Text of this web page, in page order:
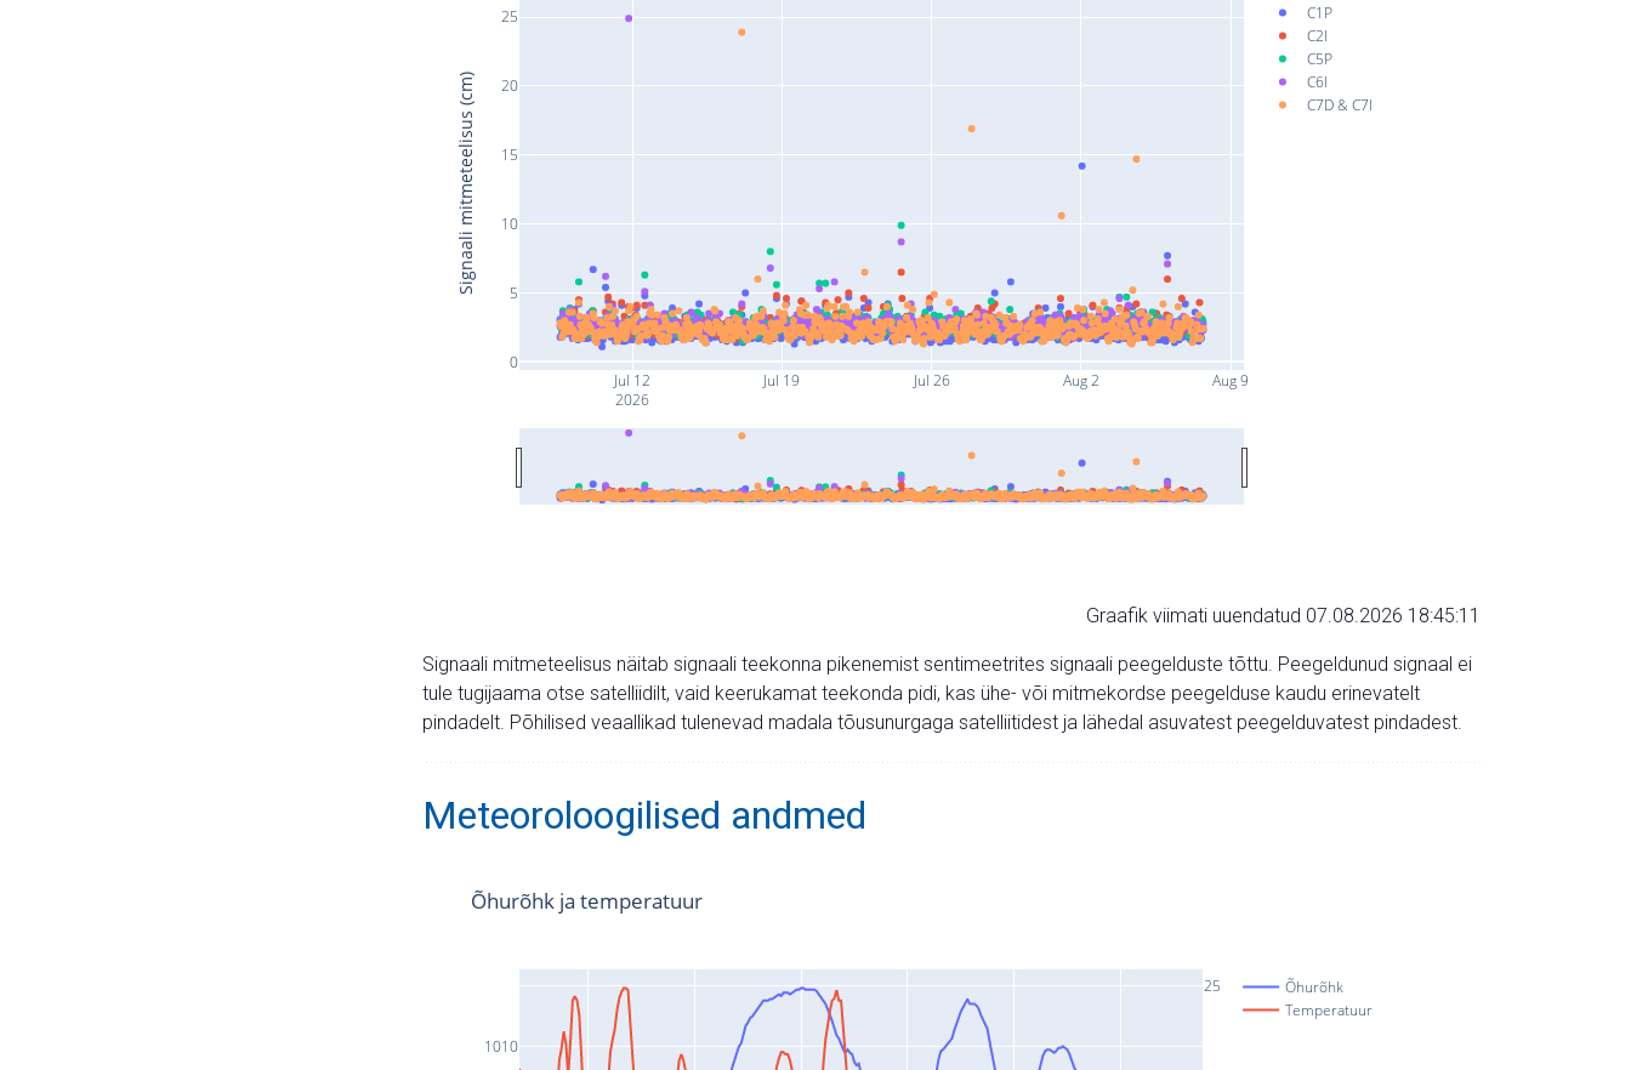
Jul 12
2026
Jul 19 Jul 26 Aug 2 Aug 9
0
5
10
15
20
25
C1P
C2I
C5P
C6I
C7D & C7I
Signaali mitmeteelisus (cm)
Graafik viimati uuendatud 07.08.2026 18:45:11
Signaali mitmeteelisus näitab signaali teekonna pikenemist sentimeetrites signaali peegelduste tõttu. Peegeldunud signaal ei
tule tugijaama otse satelliidilt, vaid keerukamat teekonda pidi, kas ühe- või mitmekordse peegelduse kaudu erinevatelt
pindadelt. Põhilised veaallikad tulenevad madala tõusunurgaga satelliitidest ja lähedal asuvatest peegelduvatest pindadest.
Meteoroloogilised andmed
1010
25
Õhurõhk
Temperatuur
Õhurõhk ja temperatuur